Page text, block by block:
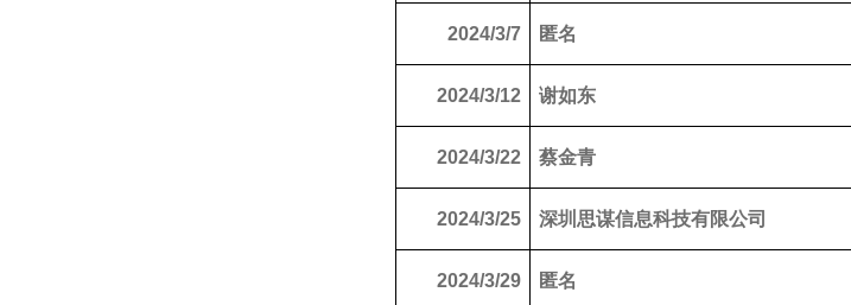
2024/3/7 匿名
2024/3/12 谢如东
2024/3/22 蔡金青
2024/3/25 深圳思谋信息科技有限公司
2024/3/29 匿名